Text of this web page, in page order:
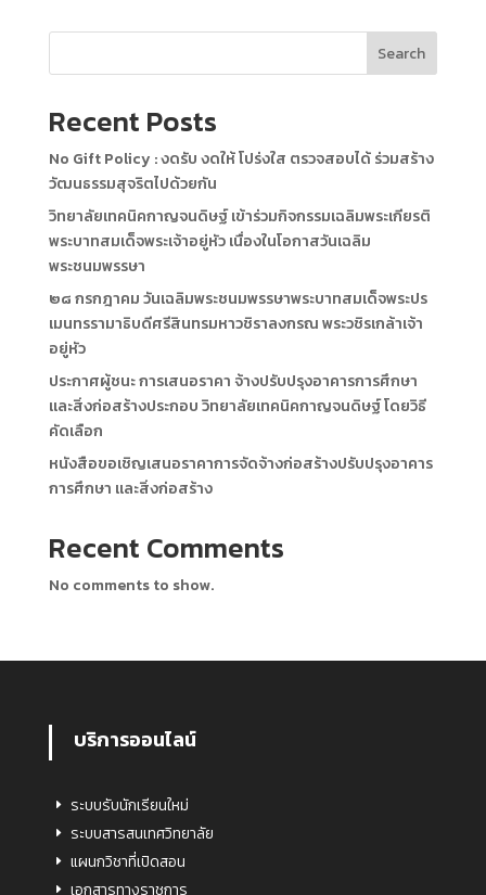
Search
Recent Posts
No Gift Policy : งดรับ งดให้ โปร่งใส ตรวจสอบได้ ร่วมสร้าง
วัฒนธรรมสุจริตไปด้วยกัน
วิทยาลัยเทคนิคกาญจนดิษฐ์ เข้าร่วมกิจกรรมเฉลิมพระเกียรติ
พระบาทสมเด็จพระเจ้าอยู่หัว เนื่องในโอกาสวันเฉลิม
พระชนมพรรษา
๒๘ กรกฎาคม วันเฉลิมพระชนมพรรษาพระบาทสมเด็จพระปร
เมนทรรามาธิบดีศรีสินทรมหาวชิราลงกรณ พระวชิรเกล้าเจ้า
อยู่หัว
ประกาศผู้ชนะ การเสนอราคา จ้างปรับปรุงอาคารการศึกษา
และสิ่งก่อสร้างประกอบ วิทยาลัยเทคนิคกาญจนดิษฐ์ โดยวิธี
คัดเลือก
หนังสือขอเชิญเสนอราคาการจัดจ้างก่อสร้างปรับปรุงอาคาร
การศึกษา และสิ่งก่อสร้าง
Recent Comments
No comments to show.
บริการออนไลน์
ระบบรับนักเรียนใหม่
ระบบสารสนเทศวิทยาลัย
แผนกวิชาที่เปิดสอน
เอกสารทางราชการ